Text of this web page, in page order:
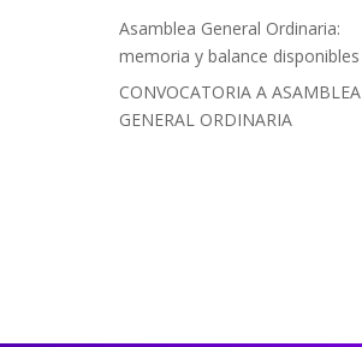
Asamblea General Ordinaria:
memoria y balance disponibles
CONVOCATORIA A ASAMBLEA
GENERAL ORDINARIA